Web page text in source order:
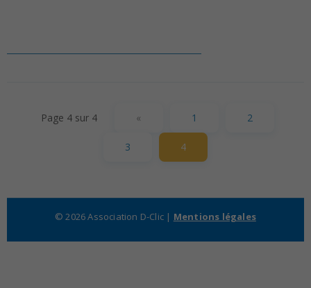
Page 4 sur 4 « 1 2
3 4
© 2026 Association D-Clic | Mentions légales